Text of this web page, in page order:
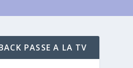
PASSE A LA TV